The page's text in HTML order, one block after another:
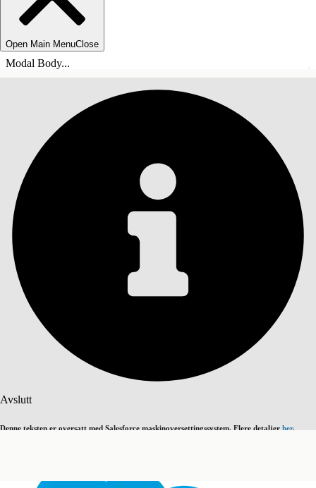
Open Main MenuClose
Modal Body...
Avslutt
Denne teksten er oversatt med Salesforce maskinoversettingssystem. Flere detaljer her.
Vis innholdsfortegnelse